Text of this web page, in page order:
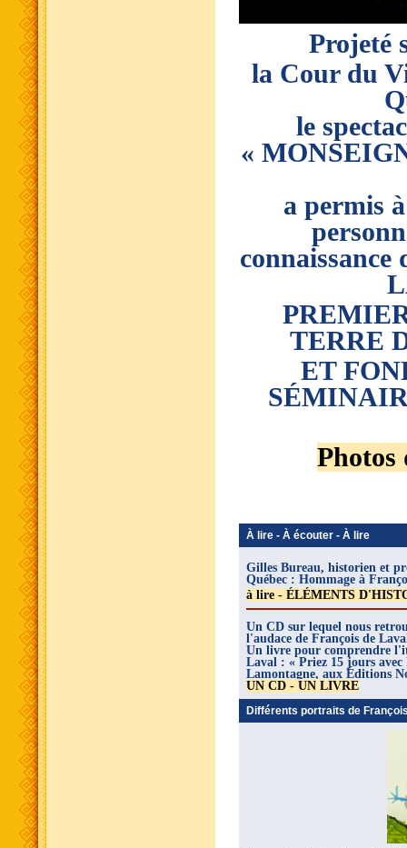
Projeté
la Cour du
le
«
a permis
TERRE
ET
Photos
À lire - À écouter - À lire
Gilles Bureau, historien et
Québec : Hommage à
à lire - ÉLÉMENTS
Un CD sur lequel nous
l'audace de François de
Un livre pour comprendre
Laval : « Priez 15 jours
Lamontagne, aux Éditions
UN CD - UN LIVRE
Différents portraits de